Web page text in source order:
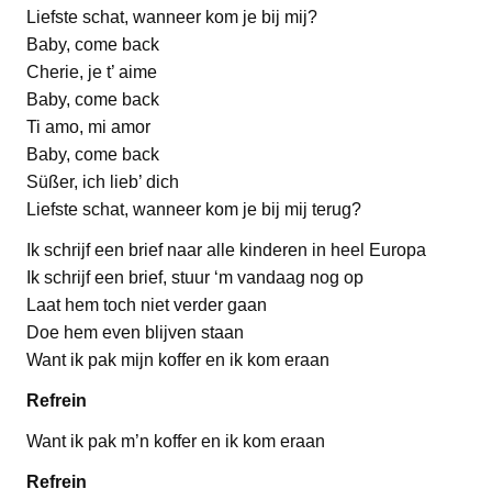
Liefste schat, wanneer kom je bij mij?
Baby, come back
Cherie, je t’ aime
Baby, come back
Ti amo, mi amor
Baby, come back
Süßer, ich lieb’ dich
Liefste schat, wanneer kom je bij mij terug?
Ik schrijf een brief naar alle kinderen in heel Europa
Ik schrijf een brief, stuur ‘m vandaag nog op
Laat hem toch niet verder gaan
Doe hem even blijven staan
Want ik pak mijn koffer en ik kom eraan
Refrein
Want ik pak m’n koffer en ik kom eraan
Refrein